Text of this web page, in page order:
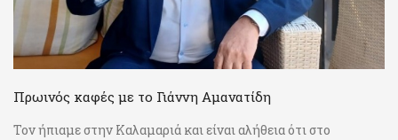
Πρωινός καφές με το Γιάννη Αμανατίδη
Τον ήπιαμε στην Καλαμαριά και είναι αλήθεια ότι στο